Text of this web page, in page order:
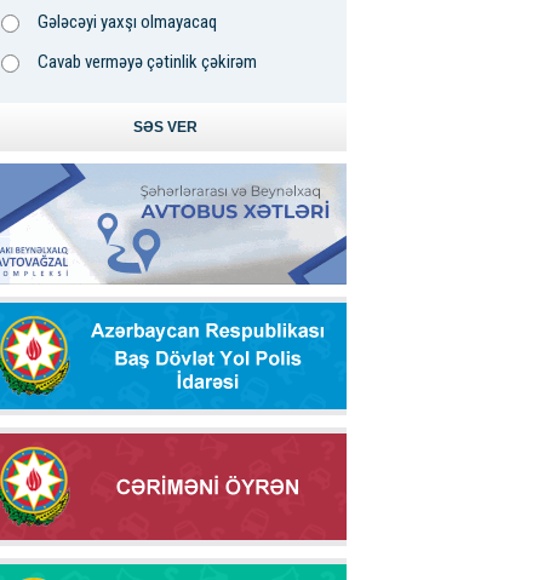
Gələcəyi yaxşı olmayacaq
Cavab verməyə çətinlik çəkirəm